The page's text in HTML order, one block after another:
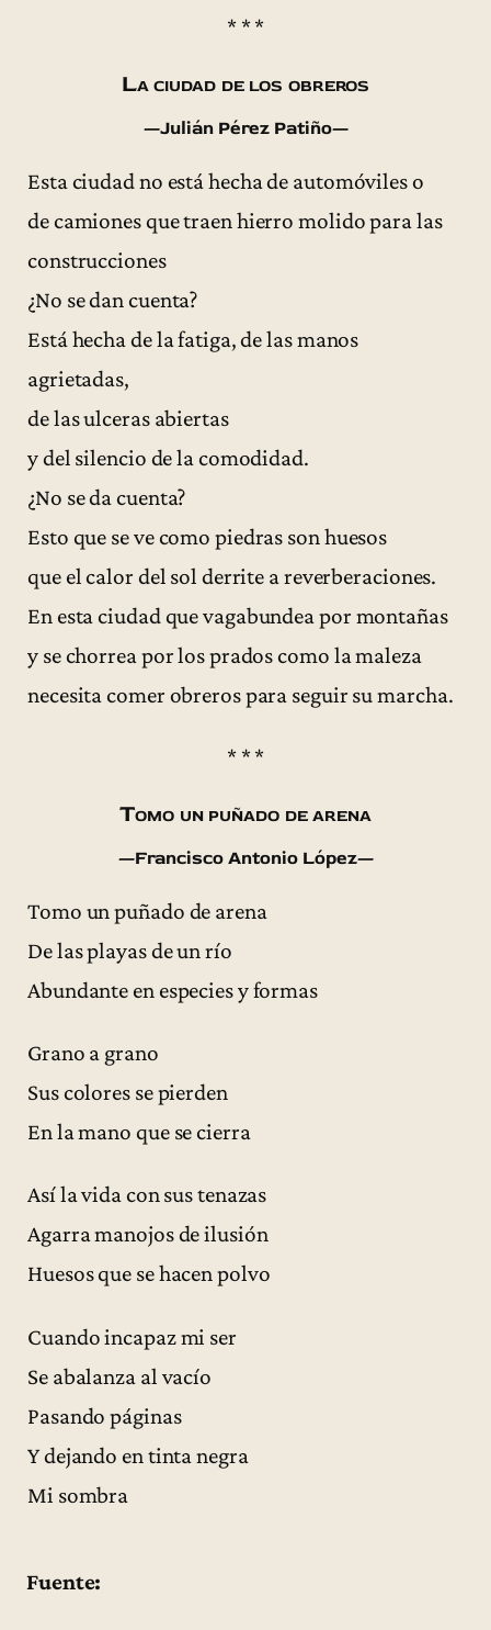
* * *
La ciudad de los obreros
—Julián Pérez Patiño—
Esta ciudad no está hecha de automóviles o
de camiones que traen hierro molido para las
construcciones
¿No se dan cuenta?
Está hecha de la fatiga, de las manos
agrietadas,
de las ulceras abiertas
y del silencio de la comodidad.
¿No se da cuenta?
Esto que se ve como piedras son huesos
que el calor del sol derrite a reverberaciones.
En esta ciudad que vagabundea por montañas
y se chorrea por los prados como la maleza
necesita comer obreros para seguir su marcha.
* * *
Tomo un puñado de arena
—Francisco Antonio López—
Tomo un puñado de arena
De las playas de un río
Abundante en especies y formas
Grano a grano
Sus colores se pierden
En la mano que se cierra
Así la vida con sus tenazas
Agarra manojos de ilusión
Huesos que se hacen polvo
Cuando incapaz mi ser
Se abalanza al vacío
Pasando páginas
Y dejando en tinta negra
Mi sombra
Fuente: